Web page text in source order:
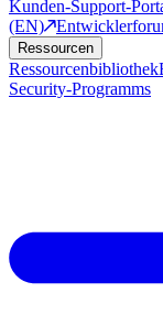
Kunden-Support-
(EN)
Ressourcen
Ressourcenbibliothek
Security-Programms